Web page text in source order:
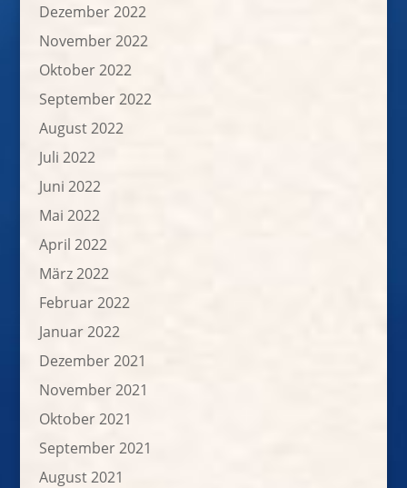
Dezember 2022
November 2022
Oktober 2022
September 2022
August 2022
Juli 2022
Juni 2022
Mai 2022
April 2022
März 2022
Februar 2022
Januar 2022
Dezember 2021
November 2021
Oktober 2021
September 2021
August 2021